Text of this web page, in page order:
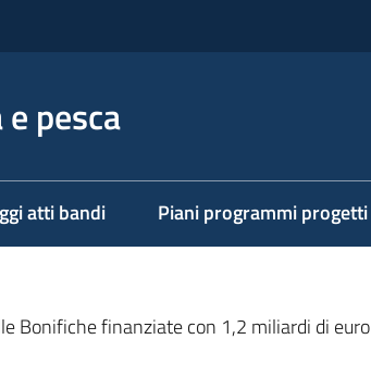
pesca
atti bandi Piani programmi progetti
Bonifiche finanziate con 1,2 miliardi di euro